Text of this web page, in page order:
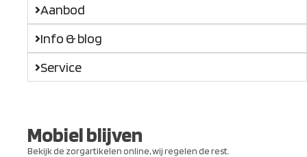
Aanbod
Info & blog
Service
Mobiel blijven
Bekijk de zorgartikelen online, wij regelen de rest.